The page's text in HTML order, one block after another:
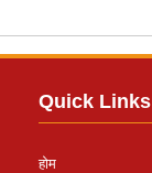
Quick Links
होम